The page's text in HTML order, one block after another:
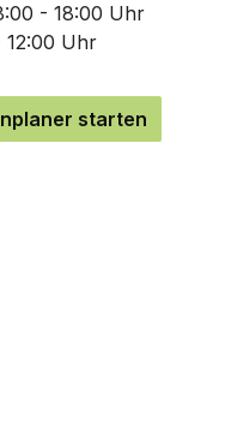
- 18:00 Uhr
12:00 Uhr
starten